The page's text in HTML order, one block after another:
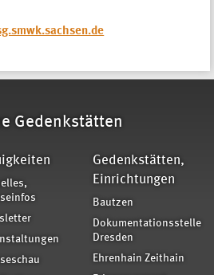
Gedenkstätten
Gedenkstätten,
Einrichtungen
Bautzen
Dokumentationsstelle
Dresden
Ehrenhain Zeithain